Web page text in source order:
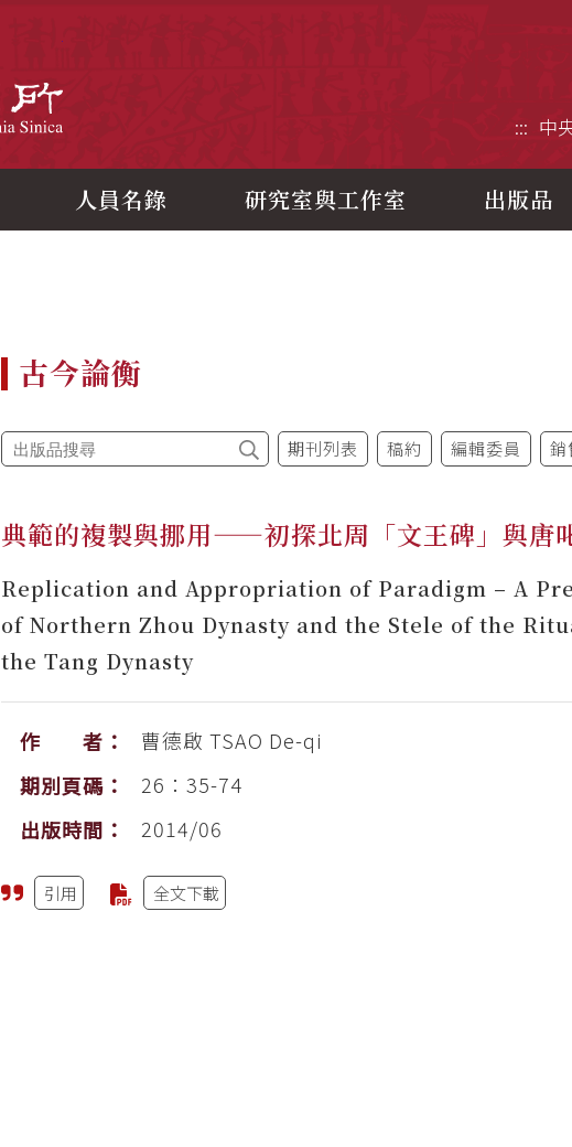
::: 中
人員名錄 研究室與工作室 出版品
古今論衡
期刊列表 稿約 編輯委員 銷
典範的複製與挪用——初探北周「文王碑」與唐
Replication and Appropriation of Paradigm – A
of Northern Zhou Dynasty and the Stele of the
the Tang Dynasty
作 者： 曹德啟TSAO De-qi
期別頁碼：
26：35-74
出版時間：
2014/06
引用 全文下載